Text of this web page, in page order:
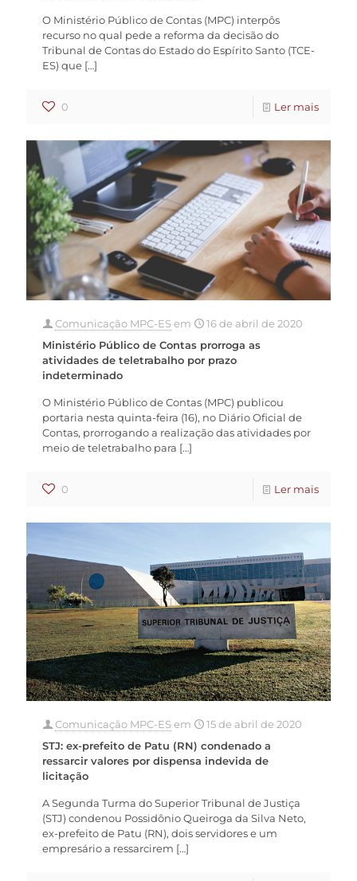
O Ministério Público de Contas (MPC) interpôs
recurso no qual pede a reforma da decisão do
Tribunal de Contas do Estado do Espírito Santo (TCE-
ES) que […]
0 Ler mais
Comunicação MPC-ESem
16 de abril de 2020
Ministério Público de Contas prorroga as
atividades de teletrabalho por prazo
indeterminado
O Ministério Público de Contas (MPC) publicou
portaria nesta quinta-feira (16), no Diário Oficial de
Contas, prorrogando a realização das atividades por
meio de teletrabalho para […]
0 Ler mais
Comunicação MPC-ESem
15 de abril de 2020
STJ: ex-prefeito de Patu (RN) condenado a
ressarcir valores por dispensa indevida de
licitação
A Segunda Turma do Superior Tribunal de Justiça
(STJ) condenou Possidônio Queiroga da Silva Neto,
ex-prefeito de Patu (RN), dois servidores e um
empresário a ressarcirem […]